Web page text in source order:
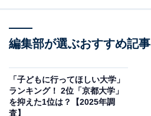
編集部が選ぶおすすめ記事
「子どもに行ってほしい大学」
ランキング！ 2位「京都大学」
を抑えた1位は？【2025年調
査】